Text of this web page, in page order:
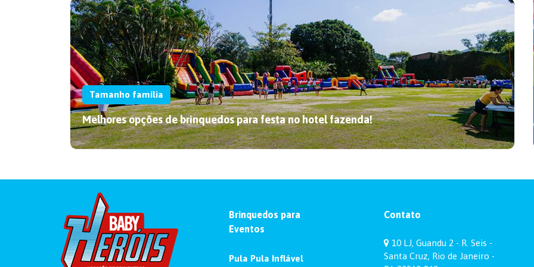
criar momentos entre mães e
filhos
Dia das Mães divertido é na Baby Heróis!
Leia o artigo e crie uma comemoração
inesquecível.
Bubble house no chá revelação:
celebre com privacidade
Crie um momento único! Descubra como a
bubble house no chá revelação e a Baby
Heróis garantem privacidade e
originalidade.
Descubra a origem da festa junina e como
essa celebração chegou ao Brasil com a
Tamanho família
Melhores opções de brinquedos para festa no hotel fazenda!
Brinquedos para
Eventos
Pula Pula Inflável
Contato
10 LJ, Guandu 2 - R. Seis -
Santa Cruz, Rio de Janeiro -